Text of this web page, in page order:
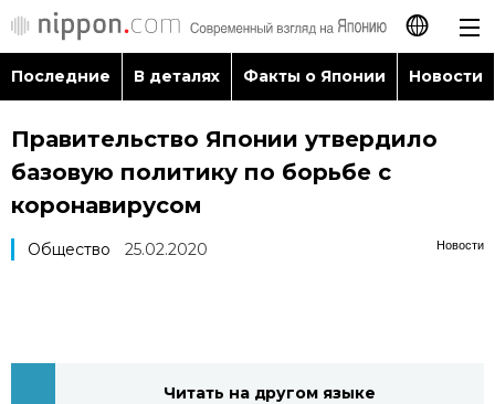
日本語
English
Последние
Последние В деталях Факты о Японии Новости
Правительство Японии утвердило
базовую политику по борьбе с
коронавирусом
Новости
Общество 25.02.2020
Читать на другом языке